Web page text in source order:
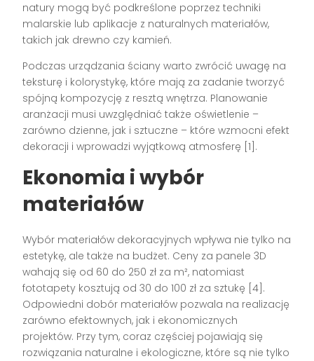
natury mogą być podkreślone poprzez techniki
malarskie lub aplikacje z naturalnych materiałów,
takich jak drewno czy kamień.
Podczas urządzania ściany warto zwrócić uwagę na
teksturę i kolorystykę, które mają za zadanie tworzyć
spójną kompozycję z resztą wnętrza. Planowanie
aranżacji musi uwzględniać także oświetlenie –
zarówno dzienne, jak i sztuczne – które wzmocni efekt
dekoracji i wprowadzi wyjątkową atmosferę [1].
Ekonomia i wybór
materiałów
Wybór materiałów dekoracyjnych wpływa nie tylko na
estetykę, ale także na budżet. Ceny za panele 3D
wahają się od 60 do 250 zł za m², natomiast
fototapety kosztują od 30 do 100 zł za sztukę [4].
Odpowiedni dobór materiałów pozwala na realizację
zarówno efektownych, jak i ekonomicznych
projektów. Przy tym, coraz częściej pojawiają się
rozwiązania naturalne i ekologiczne, które są nie tylko